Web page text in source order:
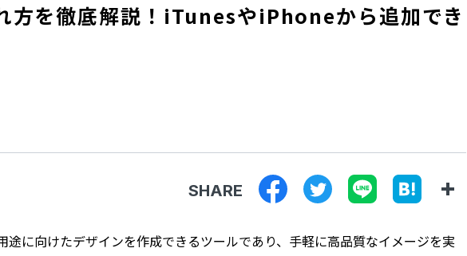
方を徹底解説！iTunesやiPhoneから追加でき
SHARE
途に向けたデザインを作成できるツールであり、手軽に高品質なイメージを実